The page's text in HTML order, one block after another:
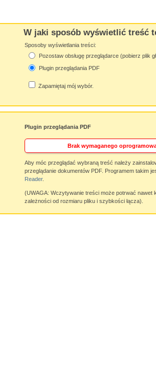
W jaki sposób wyświetlić treść
Sposoby wyświetlania treści:
Pozostaw obsługę przeglądarce (pobierz plik
Plugin przeglądania PDF
Zapamiętaj mój wybór.
Plugin przeglądania PDF
Brak wymaganego
Aby móc przeglądać wybraną treść należy
przeglądanie dokumentów PDF. Programem takim
Reader.
(UWAGA: Wczytywanie treści może potrwać nawet
zależności od rozmiaru pliku i szybkości łącza).